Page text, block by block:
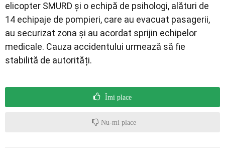
elicopter SMURD și o echipă de psihologi, alături de
14 echipaje de pompieri, care au evacuat pasagerii,
au securizat zona și au acordat sprijin echipelor
medicale. Cauza accidentului urmează să fie
stabilită de autorități.
Îmi place
Nu-mi place